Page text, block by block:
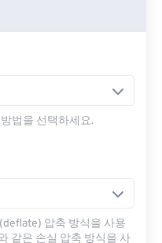
법을 선택하세요.
압축 방식을 사용
같은 손실 압축 방식을 사